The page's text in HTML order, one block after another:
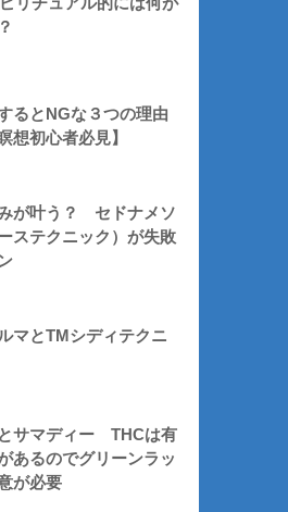
るとNGな３つの理由
初心者必見】
が叶う？ セドナメソ
ステクニック）が失敗
マとTMシディテクニ
サマディー THCは有
あるのでグリーンラッ
が必要